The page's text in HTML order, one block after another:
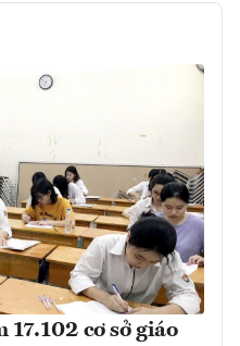
17.102 cơ sở giáo